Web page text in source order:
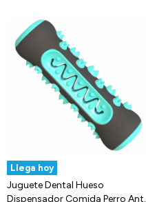
Llega hoy
Juguete Dental Hueso
Dispensador Comida Perro Anti